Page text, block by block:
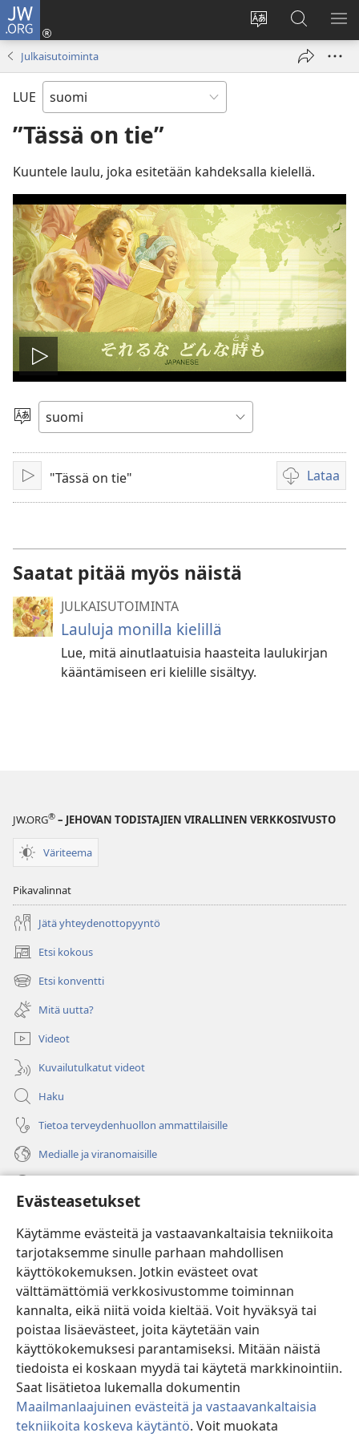
Evästeasetukset
Käytämme evästeitä ja vastaavankaltaisia tekniikoita
tarjotaksemme sinulle parhaan mahdollisen
käyttökokemuksen. Jotkin evästeet ovat
välttämättömiä verkkosivustomme toiminnan
kannalta, eikä niitä voida kieltää. Voit hyväksyä tai
poistaa lisäevästeet, joita käytetään vain
käyttökokemuksesi parantamiseksi. Mitään näistä
tiedoista ei koskaan myydä tai käytetä markkinointiin.
Saat lisätietoa lukemalla dokumentin
Maailmanlaajuinen evästeitä ja vastaavankaltaisia
tekniikoita koskeva käytäntö. Voit muokata
JW.ORG
Vaihda
sivuston
Kirjaudu
(avaa
Hae
JW.ORG-
sivustolta
Julkaisutoiminta
LUE
”Tässä on tie”
Kuuntele laulu, joka esitetään kahdeksalla kielellä.
Toista
video
Valitse
Toista"Tässä on tie" Lataa
Videoiden
Saatat pitää myös näistä
JULKAISUTOIMINTA
Lauluja monilla kielillä
Lue, mitä ainutlaatuisia haasteita laulukirjan
kääntämiseen eri kielille sisältyy.
JW.ORG® – JEHOVAN TODISTAJIEN VIRALLINEN VERKKOSIVUSTO
Väriteema
Pikavalinnat
Jätä yhteydenottopyyntö
Etsi kokous
(avaa
uuden
ikkunan)
Etsi konventti
(avaa
uuden
ikkunan)
Mitä uutta?
Videot
Kuvailutulkatut videot
Haku
Tietoa terveydenhuollon ammattilaisille
Medialle ja viranomaisille
(avaa
uuden
ikkunan)Vartiotornin VERKKOKIRJASTO
(avaa
uuden
ikkunan)JW Hub ®
(avaa
uuden
ikkunan)
®
Watchtower Library